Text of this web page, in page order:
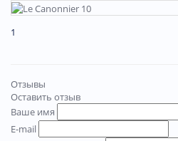
1
Отзывы
Оставить отзыв
Ваше имя
E-mail